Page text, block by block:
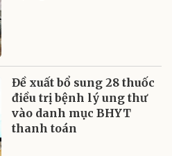
Đề xuất bổ sung 28 thuốc
điều trị bệnh lý ung thư
vào danh mục BHYT
thanh toán